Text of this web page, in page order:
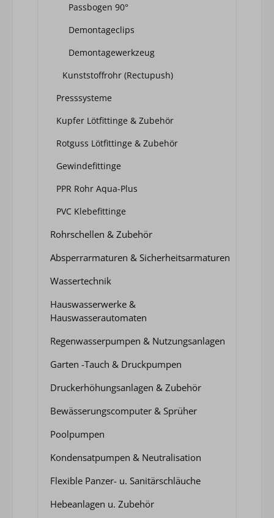
Passbogen 90°
Demontageclips
Demontagewerkzeug
Kunststoffrohr (Rectupush)
Presssysteme
Kupfer Lötfittinge & Zubehör
Rotguss Lötfittinge & Zubehör
Gewindefittinge
PPR Rohr Aqua-Plus
PVC Klebefittinge
Rohrschellen & Zubehör
Absperrarmaturen & Sicherheitsarmaturen
Wassertechnik
Hauswasserwerke &
Hauswasserautomaten
Regenwasserpumpen & Nutzungsanlagen
Garten -Tauch & Druckpumpen
Druckerhöhungsanlagen & Zubehör
Bewässerungscomputer & Sprüher
Poolpumpen
Kondensatpumpen & Neutralisation
Flexible Panzer- u. Sanitärschläuche
Hebeanlagen u. Zubehör